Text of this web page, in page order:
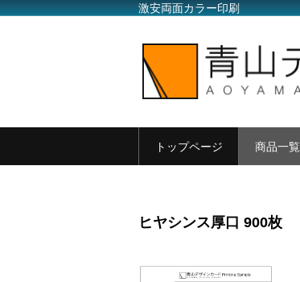
激安両面カラー印刷
トップページ 商品一覧
ヒヤシンス厚口 900枚